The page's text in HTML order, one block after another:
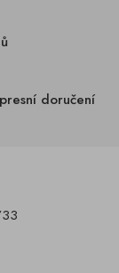
doručení